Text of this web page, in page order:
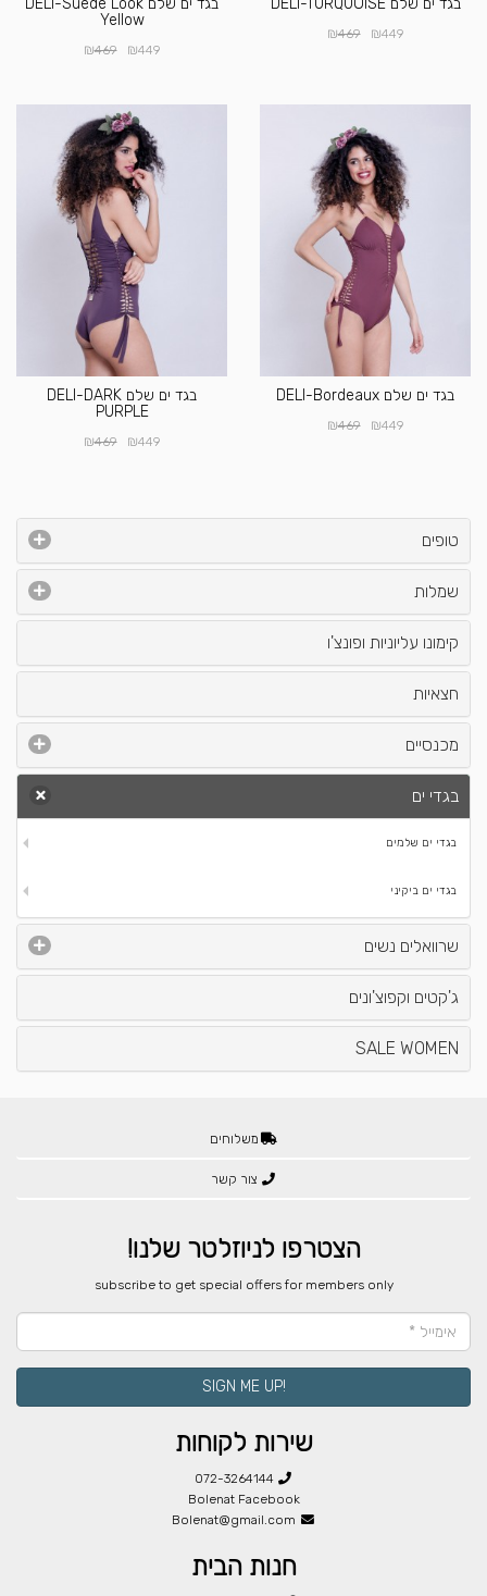
בגד ים שלם DELI-TURQUOISE
₪449
₪469
בגד ים שלם DELI-Suede Look
Yellow
₪449
₪469
בגד ים שלם DELI-Bordeaux
₪449
₪469
בגד ים שלם DELI-DARK
PURPLE
₪449
₪469
טופים
שמלות
קימונו עליוניות ופונצ'ו
חצאיות
מכנסיים
בגדי ים
בגדי ים שלמים
בגדי ים ביקיני
שרוואלים נשים
ג'קטים וקפוצ'ונים
SALE WOMEN
משלוחים
צור קשר
הצטרפו לניוזלטר שלנו!
​subscribe to get special offers for members only
!SIGN ME UP
שירות לקוחות
072-3264144
Bolenat Facebook
Bolenat@gmail.com
חנות הבית